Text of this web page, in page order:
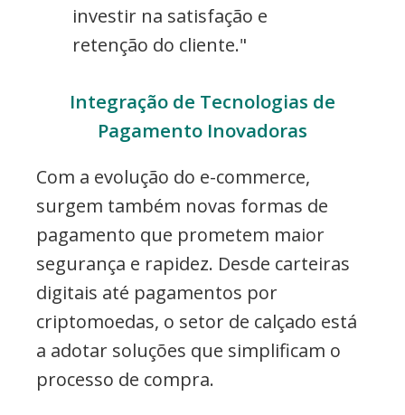
investir na satisfação e
retenção do cliente."
Integração de Tecnologias de
Pagamento Inovadoras
Com a evolução do e-commerce,
surgem também novas formas de
pagamento que prometem maior
segurança e rapidez. Desde carteiras
digitais até pagamentos por
criptomoedas, o setor de calçado está
a adotar soluções que simplificam o
processo de compra.